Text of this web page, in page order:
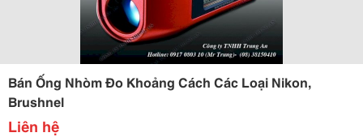
Bán Ống Nhòm Đo Khoảng Cách Các Loại Nikon,
Brushnel
Liên hệ